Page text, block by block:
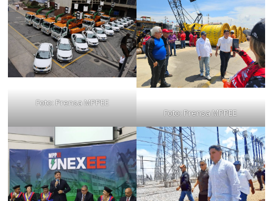
Foto: Prensa MPPEE
Foto: Prensa MPPEE